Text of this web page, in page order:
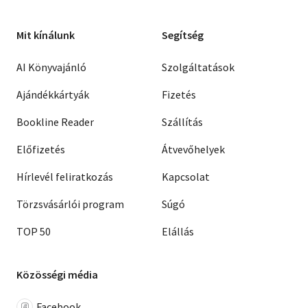
Mit kínálunk
AI Könyvajánló
Ajándékkártyák
Bookline Reader
Előfizetés
Hírlevél feliratkozás
Törzsvásárlói program
TOP 50
Segítség
Szolgáltatások
Fizetés
Szállítás
Átvevőhelyek
Kapcsolat
Súgó
Elállás
Közösségi média